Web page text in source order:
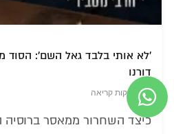
'לא אותי בלבד גאל השם': הסוד
דורנו
3 דקות קריאה
כיצד השחרור ממאסר ברוסיה